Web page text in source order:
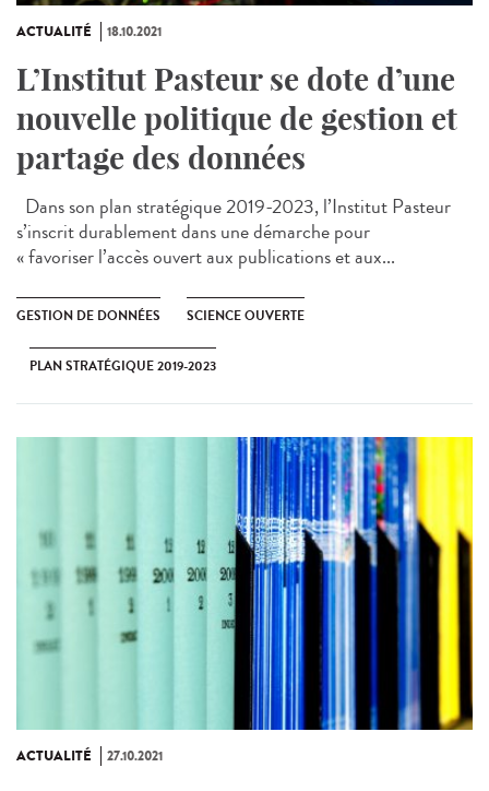
ACTUALITÉ 18.10.2021
L’Institut Pasteur se dote d’une
nouvelle politique de gestion et
partage des données
Dans son plan stratégique 2019-2023, l’Institut Pasteur
s’inscrit durablement dans une démarche pour
« favoriser l’accès ouvert aux publications et aux...
GESTION DE DONNÉES SCIENCE OUVERTE
PLAN STRATÉGIQUE 2019-2023
ACTUALITÉ 27.10.2021